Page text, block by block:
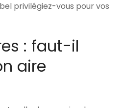
privilégiez-vous pour vos
: faut-il
aire